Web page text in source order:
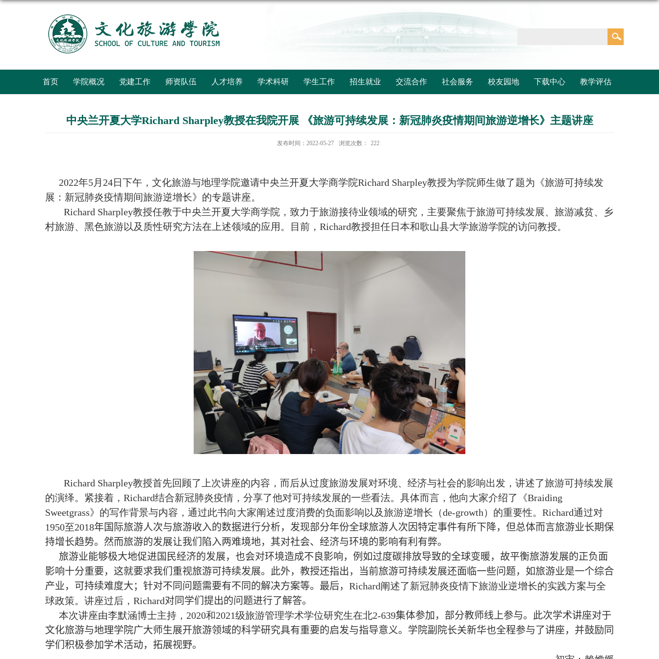
首页 学院概况 党建工作 师资队伍 人才培养 学术科研 学生工作 招生就业 交流合作 社会服务 校友园地 下载中心 教学评估
中央兰开夏大学Richard Sharpley教授在我院开展 《旅游可持续发展：新冠肺炎疫情期间旅游逆增长》主题讲座
发布时间：2022-05-27 浏览次数： 222
2022年5月24日下午，文化旅游与地理学院邀请中央兰开夏大学商学院Richard Sharpley教授为学院师生做了题为《旅游可持续发
展：新冠肺炎疫情期间旅游逆增长》的专题讲座。
Richard Sharpley教授任教于中央兰开夏大学商学院，致力于旅游接待业领域的研究，主要聚焦于旅游可持续发展、旅游减贫、乡
村旅游、黑色旅游以及质性研究方法在上述领域的应用。目前，Richard教授担任日本和歌山县大学旅游学院的访问教授。
Richard Sharpley教授首先回顾了上次讲座的内容，而后从过度旅游发展对环境、经济与社会的影响出发，讲述了旅游可持续发展
的演绎。紧接着， Richard结合新冠肺炎疫情，分享了他对可持续发展的一些看法。具体而言，他向大家介绍了《Braiding
Sweetgrass》的写作背景与内容，通过此书向大家阐述过度消费的负面影响以及旅游逆增长（de-growth）的重要性。 Richard通过对
1950至2018年国际旅游人次与旅游收入的数据进行分析，发现部分年份全球旅游人次因特定事件有所下降，但总体而言旅游业长期保
持增长趋势。然而旅游的发展让我们陷入两难境地，其对社会、经济与环境的影响有利有弊。
旅游业能够极大地促进国民经济的发展，也会对环境造成不良影响，例如过度碳排放导致的全球变暖，故平衡旅游发展的正负面
影响十分重要，这就要求我们重视旅游可持续发展。此外，教授还指出，当前旅游可持续发展还面临一些问题，如旅游业是一个综合
产业，可持续难度大；针对不同 问题需要有不同的解决方案等。最后， Richard阐述了新冠肺炎疫情下旅游业逆增长的实践方案与全
球政策。讲座过后， Richard对同学们提出的问题进行了解答。
本次讲座由李默涵博士主持， 2020和2021级旅游管理学术学位研究生在北2-639集体参加，部分教师线上参与。此次学术讲座对于
文化旅游与地理学院广大师生展开旅游领域的科学研究具有重要的启发与指导意义。 学院副院长关新华也全程参与了讲座，并鼓励同
学们积极参加学术活动，拓展视野。